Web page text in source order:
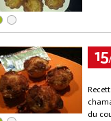
15
du